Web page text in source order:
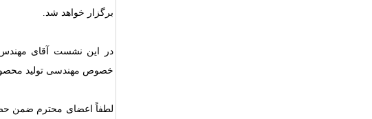
برگزار خواهد شد.
در این نشست آقای
خصوص مهندسی تولید
لطفاً اعضای محترم ضمن